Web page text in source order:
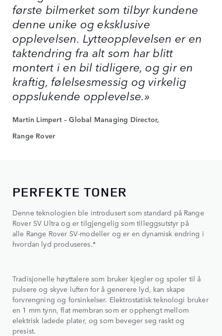
første bilmerket som tilbyr kundene
denne unike og eksklusive
opplevelsen. Lytteopplevelsen er en
taktendring fra alt som har blitt
montert i en bil tidligere, og gir en
kraftig, følelsesmessig og virkelig
oppslukende opplevelse.»
Martin Limpert – Global Managing Director,
Range Rover
PERFEKTE TONER
Denne teknologien ble introdusert som standard på Range
Rover SV Ultra og er tilgjengelig som tilleggsutstyr på
alle Range Rover SV-modeller og er en dynamisk endring i
hvordan lyd produseres.*
Tradisjonelle høyttalere som bruker kjegler og spoler til å
pulsere og skyve luften for å generere lyd, kan skape
forvrengning og forsinkelser. Elektrostatisk teknologi bruker
en 1 mm tynn, flat membran som er opphengt mellom
elektrisk ladede plater, og som beveger seg raskt og
presist.